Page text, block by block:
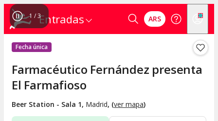
Entradas ARS
1 /3
Fecha única
Farmacéutico Fernández presenta
El Farmafioso
Beer Station - Sala 1, Madrid, (ver mapa)